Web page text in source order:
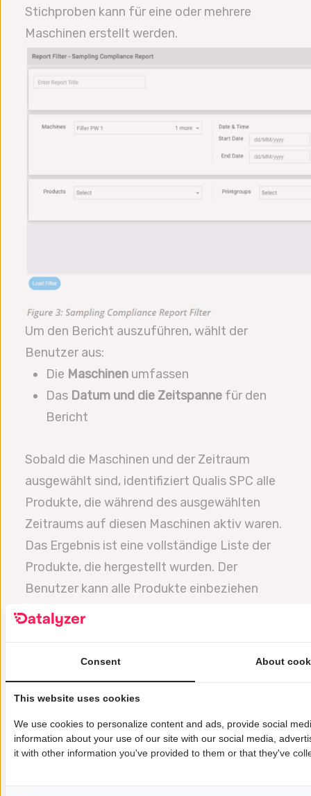
Stichproben kann für eine oder mehrere
Maschinen erstellt werden.
Um den Bericht auszuführen, wählt der
Benutzer aus:
Die Maschinen umfassen
Das Datum und die Zeitspanne für den
Bericht
Sobald die Maschinen und der Zeitraum
ausgewählt sind, identifiziert Qualis SPC alle
Produkte, die während des ausgewählten
Zeitraums auf diesen Maschinen aktiv waren.
Das Ergebnis ist eine vollständige Liste der
Produkte, die hergestellt wurden. Der
Benutzer kann alle Produkte einbeziehen
oder bestimmte Produkte im Bericht
auswählen.
(Qualitätsmerkmale) an, die mit den
ausgewählten Maschinen und Produkten
verbunden sind. Diese Karten bestimmen,
welche Messungen im Bericht ausgewertet
werden.
Consent About
This website uses cookies
We use cookies to personalize content and ads, provide social
information about your use of our site with our social media,
it with other information you've provided to them or that they've